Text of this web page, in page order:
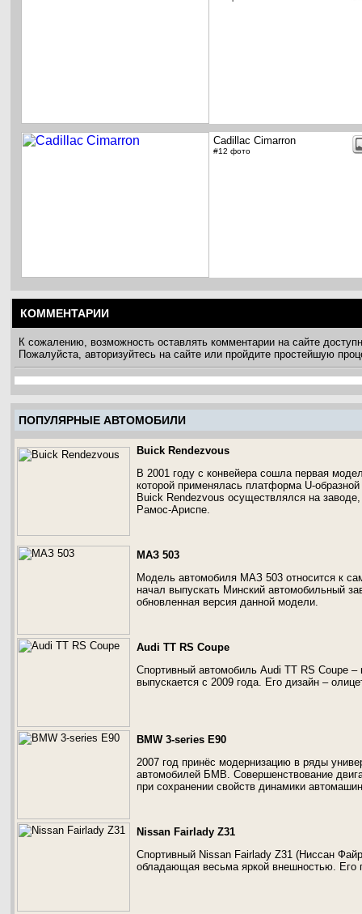
Cadillac Cimarron
#12 фото
КОММЕНТАРИИ
К сожалению, возможность оставлять комментарии на сайте
Пожалуйста, авторизуйтесь на сайте или пройдите простейшую
ПОПУЛЯРНЫЕ АВТОМОБИЛИ
Buick Rendezvous
В 2001 году с конвейера сошла первая
которой применялась платформа U-
Buick Rendezvous осуществлялся на
Рамос-Ариспе.
МАЗ 503
Модель автомобиля МАЗ 503 относится к
начал выпускать Минский автомобильный
обновленная версия данной модели.
Audi TT RS Coupe
Спортивный автомобиль Audi TT RS Coupe
выпускается с 2009 года. Его дизайн –
BMW 3-series E90
2007 год принёс модернизацию в ряды
автомобилей БМВ. Совершенствование
при сохранении свойств динамики
Nissan Fairlady Z31
Спортивный Nissan Fairlady Z31 (Ниссан
обладающая весьма яркой внешностью. Его